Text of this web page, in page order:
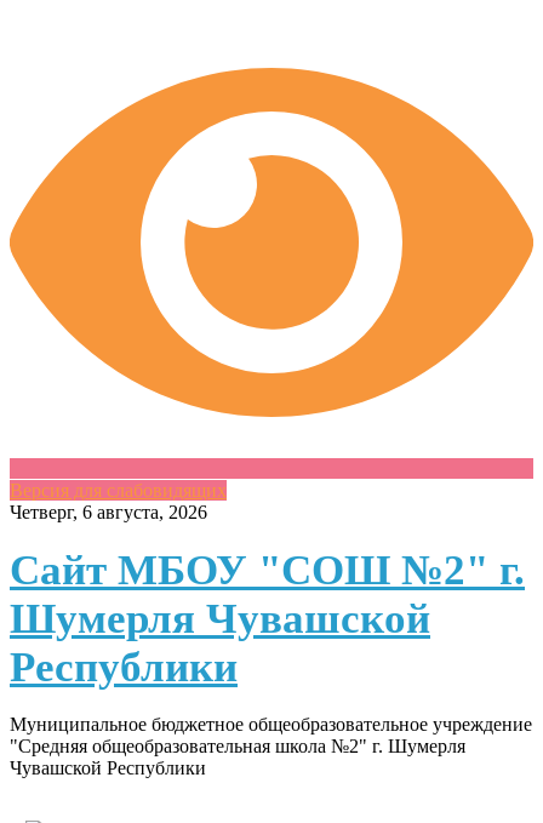
Версия для слабовидящих
Skip
content
Четверг, 6 августа, 2026
Сайт МБОУ "СОШ №2" г.
Шумерля Чувашской
Республики
Муниципальное бюджетное общеобразовательное учреждение
"Средняя общеобразовательная школа №2" г. Шумерля
Чувашской Республики